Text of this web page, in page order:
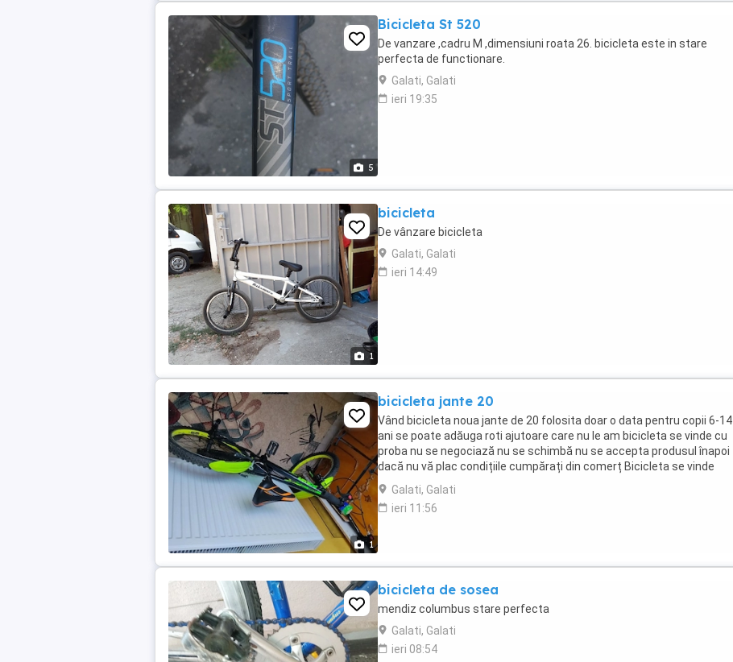
5
Bicicleta St 520
De vanzare ,cadru M ,dimensiuni roata 26. bicicleta este in stare
perfecta de functionare.
Galati, Galati
ieri 19:35
1
bicicleta
De vânzare bicicleta
Galati, Galati
ieri 14:49
1
bicicleta jante 20
Vând bicicleta noua jante de 20 folosita doar o data pentru copii 6-14
ani se poate adăuga roti ajutoare care nu le am bicicleta se vinde cu
proba nu se negociază nu se schimbă nu se accepta produsul înapoi
dacă nu vă plac condițiile cumpărați din comerț Bicicleta se vinde
numai de la domiciliu fara ...
Galati, Galati
ieri 11:56
bicicleta de sosea
mendiz columbus stare perfecta
Galati, Galati
ieri 08:54